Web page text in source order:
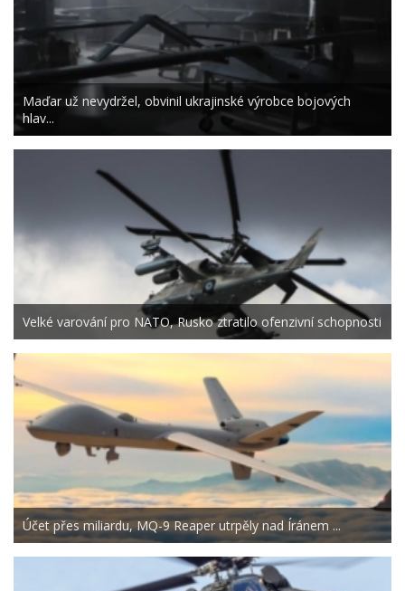
Maďar už nevydržel, obvinil ukrajinské výrobce bojových
hlav...
Velké varování pro NATO, Rusko ztratilo ofenzivní schopnosti
Účet přes miliardu, MQ-9 Reaper utrpěly nad Íránem ...